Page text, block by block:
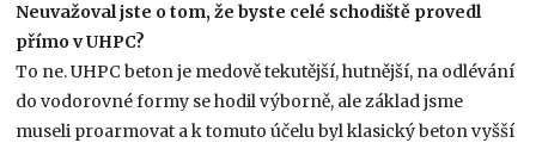
Neuvažoval jste o tom, že byste celé schodiště provedl
přímo v UHPC?
To ne. UHPC beton je medově tekutější, hutnější, na odlévání
do vodorovné formy se hodil výborně, ale základ jsme
museli proarmovat a k tomuto účelu byl klasický beton vyšší